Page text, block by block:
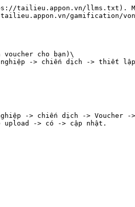
tailieu.appon.vn/llms.txt).
gamification/
voucher cho bạn)\
-> chiến dịch -> thiết
-> chiến dịch -> Voucher
-> có -> cập nhật.